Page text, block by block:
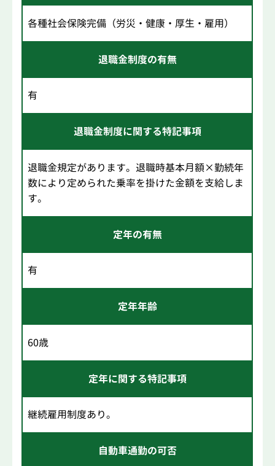
各種社会保険完備（労災・健康・厚生・雇用）
退職金制度の有無
有
退職金制度に関する特記事項
退職金規定があります。退職時基本月額×勤続年
数により定められた乗率を掛けた金額を支給しま
す。
定年の有無
有
定年年齢
60歳
定年に関する特記事項
継続雇用制度あり。
自動車通勤の可否